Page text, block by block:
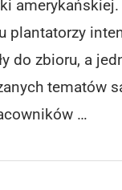
plantatorzy
do zbioru, a
tematów
…